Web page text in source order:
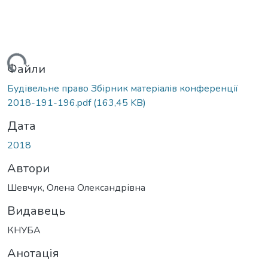
Файли
Будівельне право Збірник матеріалів конференції
2018-191-196.pdf(163,45 KB)
Дата
2018
Автори
Шевчук, Олена Олександрівна
Видавець
КНУБА
Анотація